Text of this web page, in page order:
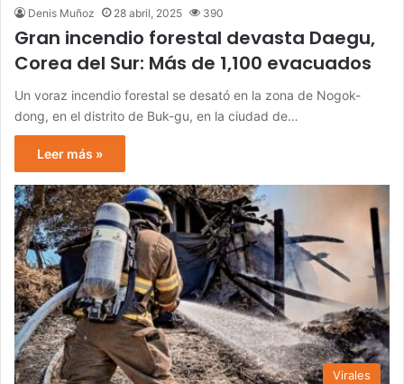
Denis Muñoz 28 abril, 2025 390
Gran incendio forestal devasta Daegu,
Corea del Sur: Más de 1,100 evacuados
Un voraz incendio forestal se desató en la zona de Nogok-
dong, en el distrito de Buk-gu, en la ciudad de…
Leer más »
Virales